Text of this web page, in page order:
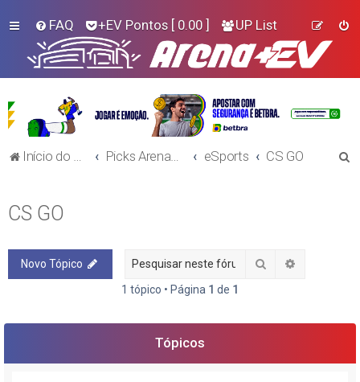
FAQ +EV Pontos [ 0.00 ] UP List
Início do Fórum! eSports CS GO
CS GO
Novo Tópico Pesquisar
1 tópico • Página 1 de 1
Tópicos